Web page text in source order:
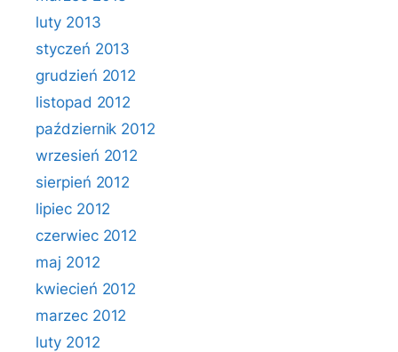
luty 2013
styczeń 2013
grudzień 2012
listopad 2012
październik 2012
wrzesień 2012
sierpień 2012
lipiec 2012
czerwiec 2012
maj 2012
kwiecień 2012
marzec 2012
luty 2012